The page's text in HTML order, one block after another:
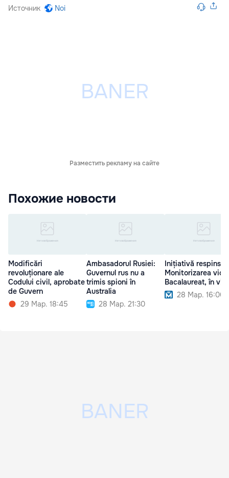
Источник Noi
Разместить рекламу на сайте
Похожие новости
Modificări
revoluționare ale
Codului civil, aprobate
de Guvern
29 Мар. 18:45
Ambasadorul Rusiei:
Guvernul rus nu a
trimis spioni în
Australia
28 Мар. 21:30
Inițiativă respinsă:
Monitorizarea
Bacalaureat, în
28 Мар. 16:00